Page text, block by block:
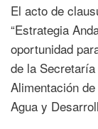
El acto de
“Estrategia
oportunidad
de la
Alimentación
Agua y